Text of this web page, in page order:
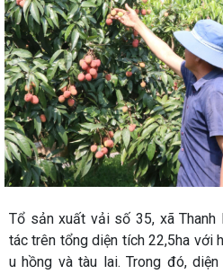
Tổ sản xuất vải số 35, xã Thanh
tác trên tổng diện tích 22,5ha với
u hồng và tàu lai. Trong đó,